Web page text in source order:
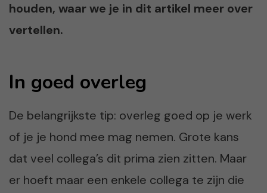
houden, waar we je in dit artikel meer over
vertellen.
In goed overleg
De belangrijkste tip: overleg goed op je werk
of je je hond mee mag nemen. Grote kans
dat veel collega’s dit prima zien zitten. Maar
er hoeft maar een enkele collega te zijn die